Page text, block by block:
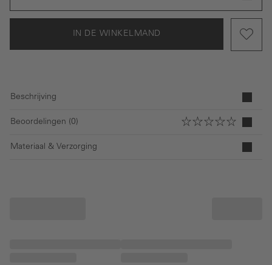
IN DE WINKELMAND
Beschrijving
Beoordelingen (0)
Materiaal & Verzorging